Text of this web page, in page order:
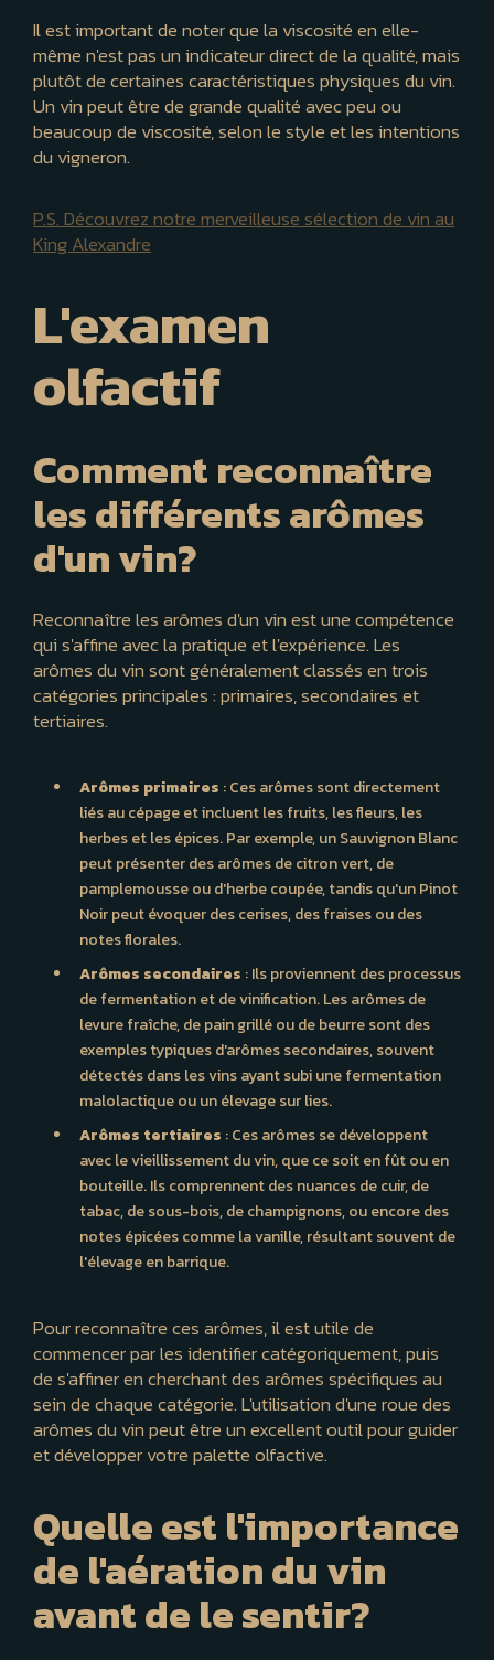
Il est important de noter que la viscosité en elle-
même n'est pas un indicateur direct de la qualité, mais
plutôt de certaines caractéristiques physiques du vin.
Un vin peut être de grande qualité avec peu ou
beaucoup de viscosité, selon le style et les intentions
du vigneron.
P.S. Découvrez notre merveilleuse sélection de vin au
King Alexandre
L'examen
olfactif
Comment reconnaître
les différents arômes
d'un vin?
Reconnaître les arômes d'un vin est une compétence
qui s'affine avec la pratique et l'expérience. Les
arômes du vin sont généralement classés en trois
catégories principales : primaires, secondaires et
tertiaires.
Arômes primaires : Ces arômes sont directement
liés au cépage et incluent les fruits, les fleurs, les
herbes et les épices. Par exemple, un Sauvignon Blanc
peut présenter des arômes de citron vert, de
pamplemousse ou d'herbe coupée, tandis qu'un Pinot
Noir peut évoquer des cerises, des fraises ou des
notes florales.
Arômes secondaires : Ils proviennent des processus
de fermentation et de vinification. Les arômes de
levure fraîche, de pain grillé ou de beurre sont des
exemples typiques d'arômes secondaires, souvent
détectés dans les vins ayant subi une fermentation
malolactique ou un élevage sur lies.
Arômes tertiaires : Ces arômes se développent
avec le vieillissement du vin, que ce soit en fût ou en
bouteille. Ils comprennent des nuances de cuir, de
tabac, de sous-bois, de champignons, ou encore des
notes épicées comme la vanille, résultant souvent de
l'élevage en barrique.
Pour reconnaître ces arômes, il est utile de
commencer par les identifier catégoriquement, puis
de s'affiner en cherchant des arômes spécifiques au
sein de chaque catégorie. L'utilisation d'une roue des
arômes du vin peut être un excellent outil pour guider
et développer votre palette olfactive.
Quelle est l'importance
de l'aération du vin
avant de le sentir?